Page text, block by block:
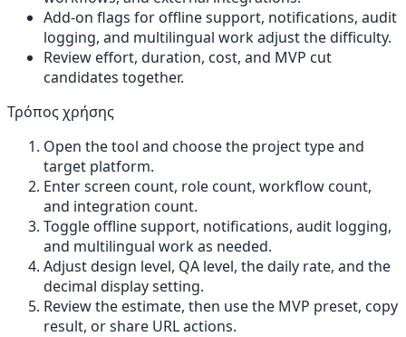
Add-on flags for offline support, notifications, audit
logging, and multilingual work adjust the difficulty.
Review effort, duration, cost, and MVP cut
candidates together.
Τρόπος χρήσης
Open the tool and choose the project type and
target platform.
Enter screen count, role count, workflow count,
and integration count.
Toggle offline support, notifications, audit logging,
and multilingual work as needed.
Adjust design level, QA level, the daily rate, and the
decimal display setting.
Review the estimate, then use the MVP preset, copy
result, or share URL actions.